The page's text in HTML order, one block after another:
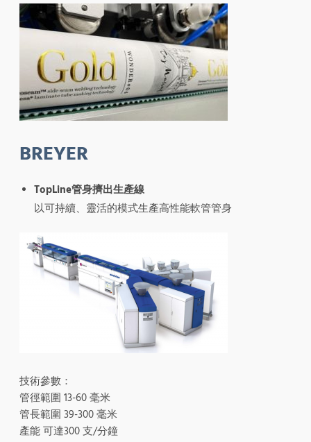
BREYER
TopLine管身擠出生產線
以可持續、靈活的模式生產高性能軟管管身
技術參數：
管徑範圍 13-60 毫米
管長範圍 39-300 毫米
產能 可達300 支/分鐘